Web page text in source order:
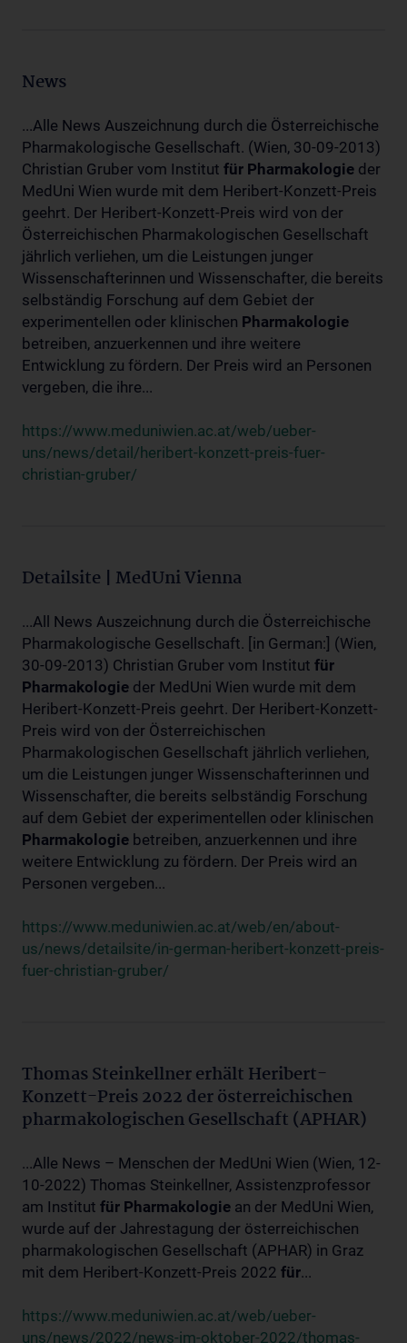
News
...Alle News Auszeichnung durch die Österreichische
Pharmakologische Gesellschaft. (Wien, 30-09-2013)
Christian Gruber vom Institut für Pharmakologie der
MedUni Wien wurde mit dem Heribert-Konzett-Preis
geehrt. Der Heribert-Konzett-Preis wird von der
Österreichischen Pharmakologischen Gesellschaft
jährlich verliehen, um die Leistungen junger
Wissenschafterinnen und Wissenschafter, die bereits
selbständig Forschung auf dem Gebiet der
experimentellen oder klinischen Pharmakologie
betreiben, anzuerkennen und ihre weitere
Entwicklung zu fördern. Der Preis wird an Personen
vergeben, die ihre...
https://www.meduniwien.ac.at/web/ueber-
uns/news/detail/heribert-konzett-preis-fuer-
christian-gruber/
Detailsite | MedUni Vienna
...All News Auszeichnung durch die Österreichische
Pharmakologische Gesellschaft. [in German:] (Wien,
30-09-2013) Christian Gruber vom Institut für
Pharmakologie der MedUni Wien wurde mit dem
Heribert-Konzett-Preis geehrt. Der Heribert-Konzett-
Preis wird von der Österreichischen
Pharmakologischen Gesellschaft jährlich verliehen,
um die Leistungen junger Wissenschafterinnen und
Wissenschafter, die bereits selbständig Forschung
auf dem Gebiet der experimentellen oder klinischen
Pharmakologie betreiben, anzuerkennen und ihre
weitere Entwicklung zu fördern. Der Preis wird an
Personen vergeben...
https://www.meduniwien.ac.at/web/en/about-
us/news/detailsite/in-german-heribert-konzett-preis-
fuer-christian-gruber/
Thomas Steinkellner erhält Heribert-
Konzett-Preis 2022 der österreichischen
pharmakologischen Gesellschaft (APHAR)
...Alle News – Menschen der MedUni Wien (Wien, 12-
10-2022) Thomas Steinkellner, Assistenzprofessor
am Institut für Pharmakologie an der MedUni Wien,
wurde auf der Jahrestagung der österreichischen
pharmakologischen Gesellschaft (APHAR) in Graz
mit dem Heribert-Konzett-Preis 2022 für...
https://www.meduniwien.ac.at/web/ueber-
uns/news/2022/news-im-oktober-2022/thomas-